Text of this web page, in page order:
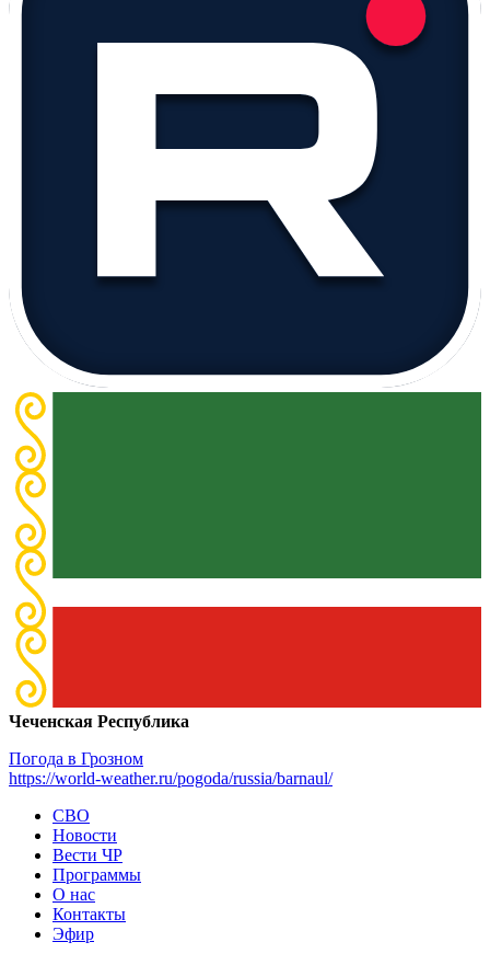
Чеченская Республика
Погода в Грозном
https://world-weather.ru/pogoda/russia/barnaul/
СВО
Новости
Вести ЧР
Программы
О нас
Контакты
Эфир